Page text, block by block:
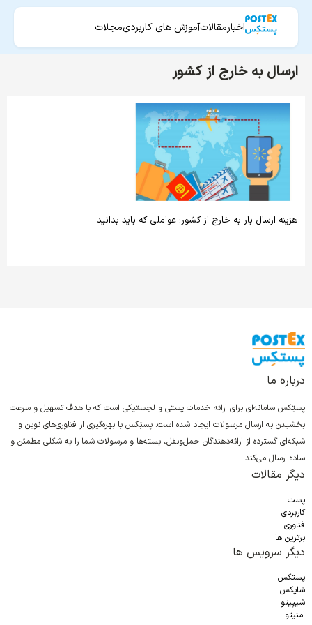
اخبارمقالاتآموزش های کاربردیمجلات
ارسال به خارج از کشور
هزینه ارسال بار به خارج از کشور: عواملی که باید بدانید
درباره ما
پستِکس سامانه‌ای برای ارائه خدمات پستی و لجستیکی است که با هدف تسهیل و سرعت
بخشیدن به ارسال مرسولات ایجاد شده است. پستِکس با بهره‌گیری از فناوری‌های نوین و
شبکه‌ای گسترده از ارائه‌دهندگان حمل‌ونقل، بسته‌ها و مرسولات شما را به شکلی مطمئن و
ساده ارسال می‌کند.
دیگر مقالات
پست
کاربردی
فناوری
برترین ها
دیگر سرویس ها
پستکس
شاپکس
شیپیتو
امنیتو